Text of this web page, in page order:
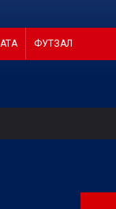
ФУТЗАЛ